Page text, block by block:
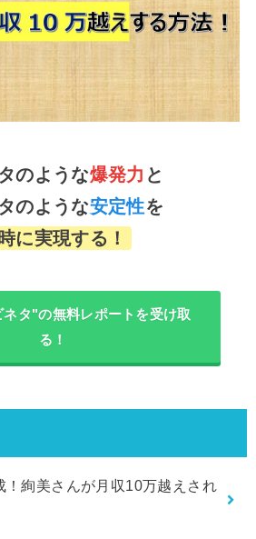
のような爆発力 と
のような安定性を
に実現する！
タ"の無料レポートを受け取
る！
！絢美さんが月収10万越えされ